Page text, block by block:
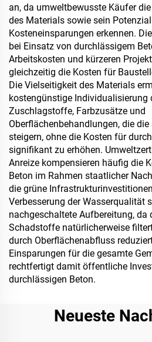
an, da umweltbewusste Käufer
des Materials sowie sein
Kosteneinsparungen erkennen.
bei Einsatz von durchlässigem
Arbeitskosten und kürzeren
gleichzeitig die Kosten für
Die Vielseitigkeit des Materials
kostengünstige Individualisierung
Zuschlagstoffe, Farbzusätze und
Oberflächenbehandlungen, die
steigern, ohne die Kosten für
signifikant zu erhöhen.
Anreize kompensieren häufig die
Beton im Rahmen staatlicher
die grüne
Verbesserung der Wasserqualität
nachgeschaltete Aufbereitung, da
Schadstoffe natürlicherweise
durch Oberflächenabfluss
Einsparungen für die gesamte
rechtfertigt damit öffentliche
durchlässigen Beton.
Neueste